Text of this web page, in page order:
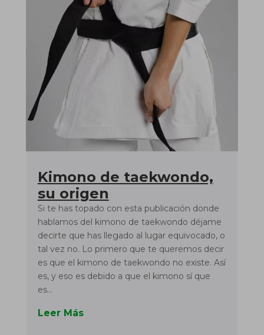
Kimono de taekwondo,
su origen
Si te has topado con esta publicación donde
hablamos del kimono de taekwondo déjame
decirte que has llegado al lugar equivocado, o
tal vez no. Lo primero que te queremos decir
es que el kimono de taekwondo no existe. Así
es, y eso es debido a que el kimono sí que
es...
Leer Más